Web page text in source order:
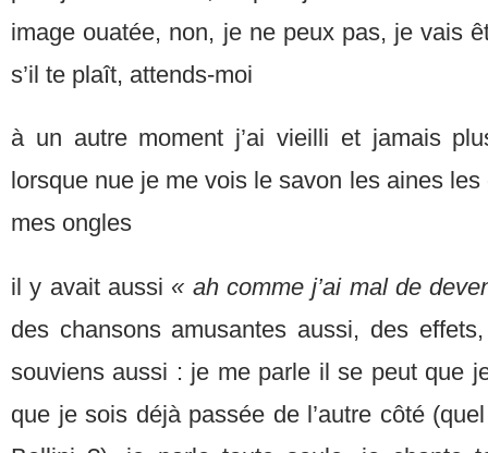
image ouatée, non, je ne peux pas, je vais
s’il te plaît, attends-moi
à un autre moment j’ai vieilli et jamais
lorsque nue je me vois le savon les aines
mes ongles
il y avait aussi « ah comme j’ai mal de
des chansons amusantes aussi, des
souviens aussi : je me parle il se peut que
que je sois déjà passée de l’autre côté